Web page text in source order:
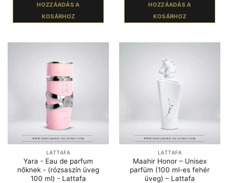
HOZZÁADÁS A
KOSÁRHOZ
HOZZÁADÁS A
KOSÁRHOZ
LATTAFA
Yara - Eau de parfum
nőknek - (rózsaszín üveg
100 ml) - Lattafa
LATTAFA
Maahir Honor – Unisex
parfüm (100 ml-es fehér
üveg) – Lattafa